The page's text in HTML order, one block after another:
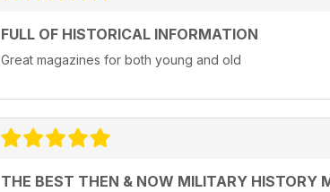
FULL OF HISTORICAL INFORMATION
Great magazines for both young and old
THE BEST THEN & NOW MILITARY HISTORY